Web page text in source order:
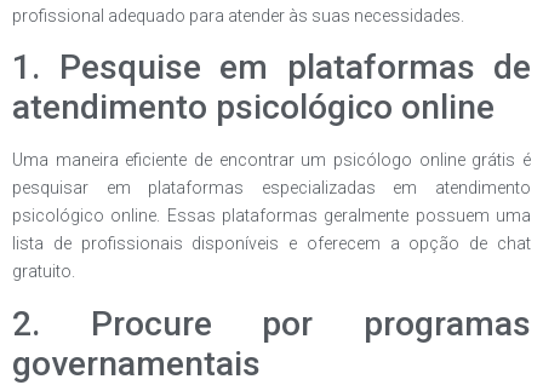
profissional adequado para atender às suas necessidades.
1. Pesquise em plataformas de
atendimento psicológico online
Uma maneira eficiente de encontrar um psicólogo online grátis é
pesquisar em plataformas especializadas em atendimento
psicológico online. Essas plataformas geralmente possuem uma
lista de profissionais disponíveis e oferecem a opção de chat
gratuito.
2. Procure por programas
governamentais